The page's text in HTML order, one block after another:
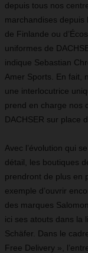
depuis tous nos
marchandises depuis
de Finlande ou
uniformes de
indique Sebastian
Amer Sports. En fait,
une interlocutrice
prend en charge nos
DACHSER sur place
Avec l’évolution qui
détail, les boutiques
prendront de plus en
exemple d’ouvrir
des marques
ici ses atouts dans la
Schäfer. Dans le
Free Delivery »,